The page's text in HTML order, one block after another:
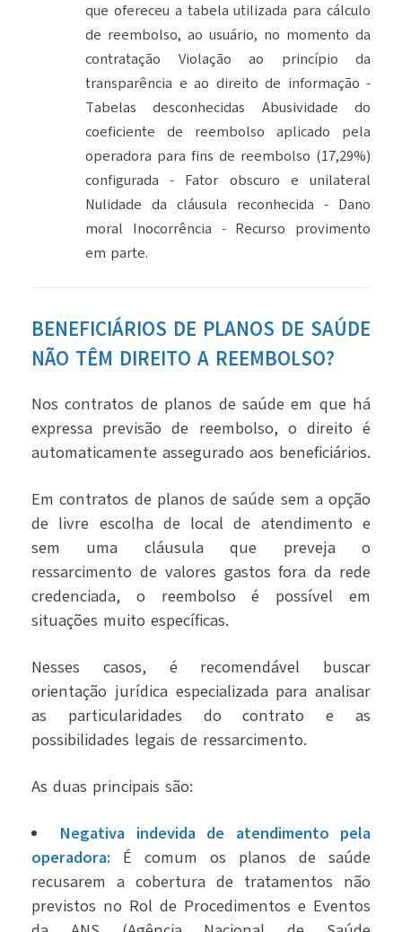
que ofereceu a tabela utilizada para cálculo
de reembolso, ao usuário, no momento da
contratação Violação ao princípio da
transparência e ao direito de informação -
Tabelas desconhecidas Abusividade do
coeficiente de reembolso aplicado pela
operadora para fins de reembolso (17,29%)
configurada - Fator obscuro e unilateral
Nulidade da cláusula reconhecida - Dano
moral Inocorrência - Recurso provimento
em parte.
BENEFICIÁRIOS DE PLANOS DE SAÚDE
NÃO TÊM DIREITO A REEMBOLSO?
Nos contratos de planos de saúde em que há
expressa previsão de reembolso, o direito é
automaticamente assegurado aos beneficiários.
Em contratos de planos de saúde sem a opção
de livre escolha de local de atendimento e
sem uma cláusula que preveja o
ressarcimento de valores gastos fora da rede
credenciada, o reembolso é possível em
situações muito específicas.
Nesses casos, é recomendável buscar
orientação jurídica especializada para analisar
as particularidades do contrato e as
possibilidades legais de ressarcimento.
As duas principais são:
Negativa indevida de atendimento pela
operadora: É comum os planos de saúde
recusarem a cobertura de tratamentos não
previstos no Rol de Procedimentos e Eventos